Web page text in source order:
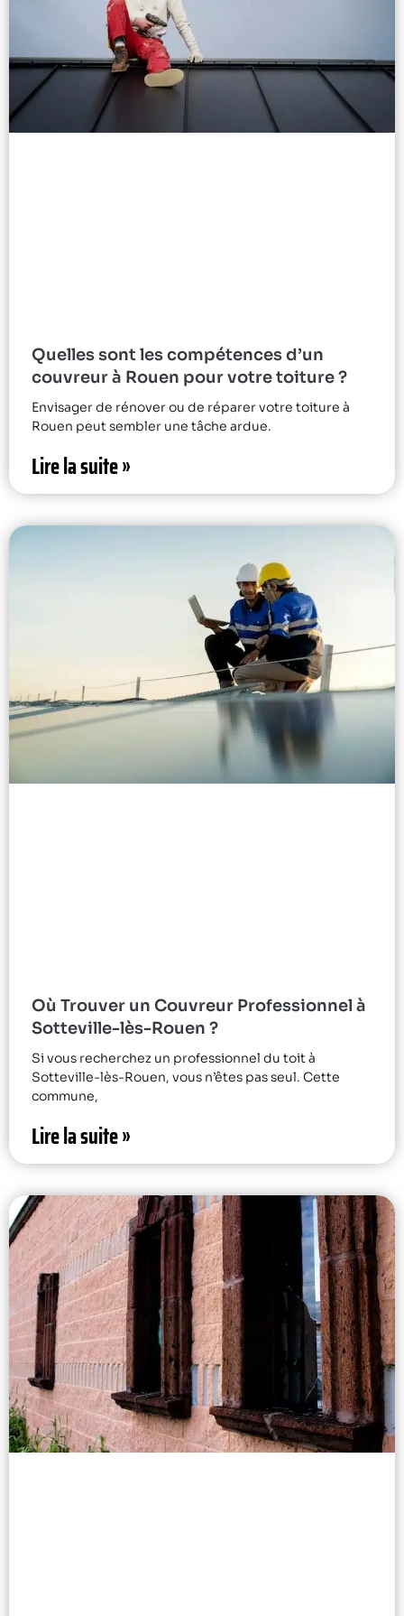
Quelles sont les compétences d’un
couvreur à Rouen pour votre toiture ?
Envisager de rénover ou de réparer votre toiture à
Rouen peut sembler une tâche ardue.
Lire la suite »
Où Trouver un Couvreur Professionnel à
Sotteville-lès-Rouen ?
Si vous recherchez un professionnel du toit à
Sotteville-lès-Rouen, vous n’êtes pas seul. Cette
commune,
Lire la suite »